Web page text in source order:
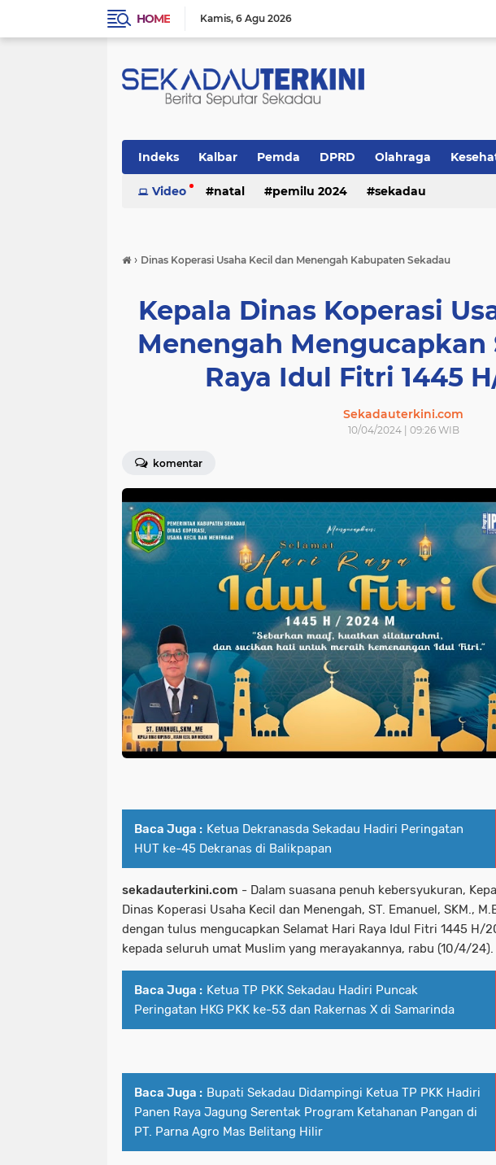
HOME Kamis 6 Agu 2026
Indeks Kalbar Pemda DPRD Olahraga
Politik Religi
Video natal pemilu 2024 sekadau
› Dinas Koperasi Usaha Kecil dan Menengah Kabupaten Sekadau
Kepala Dinas Koperasi
Menengah Mengucapkan
Raya Idul Fitri 1445
Sekadauterkini.com
10/04/2024 | 09:26 WIB
komentar
Baca Juga : Ketua Dekranasda Sekadau Hadiri Peringatan
HUT ke-45 Dekranas di Balikpapan
sekadauterkini.com - Dalam suasana penuh kebersyukuran,
Dinas Koperasi Usaha Kecil dan Menengah, ST. Emanuel, SKM.,
dengan tulus mengucapkan Selamat Hari Raya Idul Fitri 1445 H/
kepada seluruh umat Muslim yang merayakannya, rabu (10/4/24).
Baca Juga : Ketua TP PKK Sekadau Hadiri Puncak
Peringatan HKG PKK ke-53 dan Rakernas X di Samarinda
Baca Juga : Bupati Sekadau Didampingi Ketua TP PKK Hadiri
Panen Raya Jagung Serentak Program Ketahanan Pangan di
PT. Parna Agro Mas Belitang Hilir